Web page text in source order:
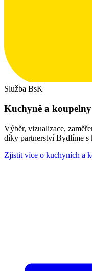
Služba BsK
Kuchyně a
Výběr, vizualizace,
díky partnerství Bydlíme s
Zjistit více o kuchyních a